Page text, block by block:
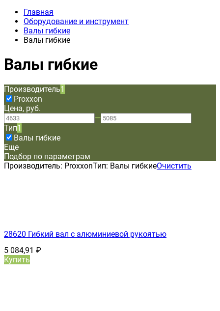
Главная
Оборудование и инструмент
Валы гибкие
Валы гибкие
Валы гибкие
Производитель1
Proxxon
Цена, руб.
—
Тип1
Валы гибкие
Еще
Подбор по параметрам
Производитель: ProxxonТип: Валы гибкиеОчистить
28620 Гибкий вал с алюминиевой рукоятью
5 084,91 ₽
Купить